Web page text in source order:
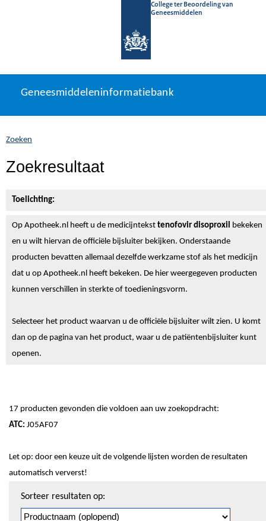
College ter Beoordeling van
Geneesmiddelen
naar
Geneesmiddeleninformatiebank
U
zich
hier:
Geneesmiddeleninformatiebank
Zoeken
Zoekresultaat
Toelichting:
Op Apotheek.nl heeft u de medicijntekst tenofovir disoproxil
bekeken
en u wilt hiervan de officiële bijsluiter bekijken. Onderstaande
producten bevatten allemaal dezelfde werkzame stof als het medicijn
dat u op Apotheek.nl heeft bekeken. De hier weergegeven producten
kunnen verschillen in sterkte of toedieningsvorm.
Selecteer het product waarvan u de officiële bijsluiter wilt zien. U komt
dan op de pagina van het product, waar u de patiëntenbijsluiter kunt
openen.
17 producten gevonden die voldoen aan uw zoekopdracht:
ATC: J05AF07
Let op: door een keuze uit de volgende lijsten worden de resultaten
automatisch ververst!
Sorteer resultaten op: